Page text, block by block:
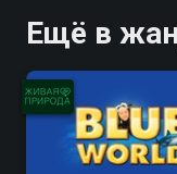
Ещё в